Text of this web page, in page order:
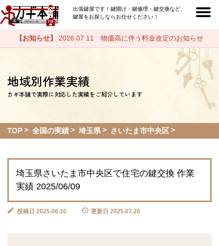
出張鍵屋です！鍵開け・鍵修理・鍵交換など、
鍵屋をお探しならお任せください！
【お知らせ】 2026.07.11 物価高に伴う料金改定のお知らせ
地域別作業実績
カギ本舗で実際に対応した実績をご紹介しています
TOP 全国の実績 埼玉県 さいたま市中央区
埼玉県さいたま市中央区で住宅の鍵交換 作業
実績 2025/06/09
投稿日 2025.06.10 更新日 2025.07.26